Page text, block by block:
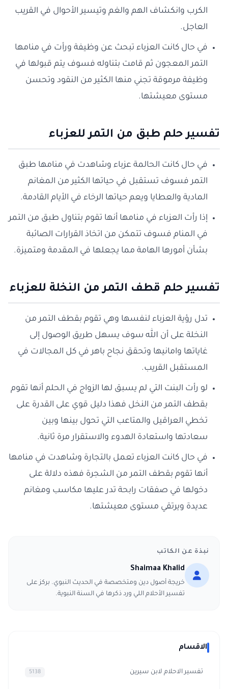
الكرب وانكشاف الهم والغم وتيسير الأحوال في القريب
العاجل.
في حال كانت العزباء تبحث عن وظيفة ورأت في منامها
التمر المعجون ثم قامت بتناوله فسوف يتم قبولها في
وظيفة مرموقة تجني منها الكثير من النقود وتحسن
مستوى معيشتها.
تفسير حلم طبق من التمر للعزباء
في حال كانت الحالمة عزباء وشاهدت في منامها طبق
التمر فسوف تستقبل في حياتها الكثير من المغانم
المادية والعطايا ويعم حياتها الرخاء في الأيام القادمة.
إذا رأت العزباء في منامها أنها تقوم بتناول طبق من التمر
في المنام فسوف تتمكن من اتخاذ القرارات الصائبة
بشأن أمورها الهامة مما يجعلها في المقدمة ومتميزة.
تفسير حلم قطف التمر من النخلة للعزباء
تدل رؤية العزباء لنفسها وهي تقوم بقطف التمر من
النخلة على أن الله سوف يسهل طريق الوصول إلى
غاياتها وامانيها وتحقق نجاح باهر في كل المجالات في
المستقبل القريب.
لو رأت البنت التي لم يسبق لها الزواج في الحلم أنها تقوم
بقطف التمر من النخل فهذا دليل قوي على القدرة على
تخطي العراقيل والمتاعب التي تحول بينها وبين
سعادتها واستعادة الهدوء والاستقرار مرة ثانية.
في حال كانت العزباء تعمل بالتجارة وشاهدت في منامها
أنها تقوم بقطف التمر من الشجرة فهذه دلالة على
دخولها في صفقات رابحة تدر عليها مكاسب ومغانم
عديدة ويرتقي مستوى معيشتها.
نبذة عن الكاتب
Shaimaa Khalid
خريجة أصول دين ومتخصصة في الحديث النبوي. بركز على
تفسير الأحلام اللي ورد ذكرها في السنة النبوية.
الاقسام
تفسير الاحلام لابن سيرين 5138